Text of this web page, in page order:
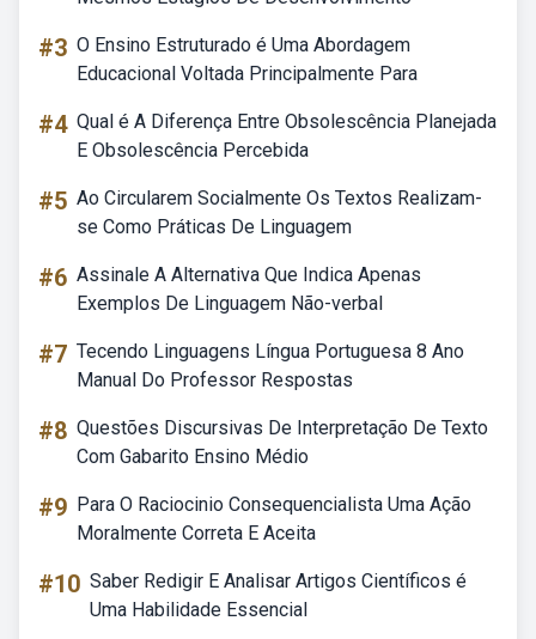
#3 O Ensino Estruturado é Uma Abordagem
Educacional Voltada Principalmente Para
#4 Qual é A Diferença Entre Obsolescência Planejada
E Obsolescência Percebida
#5 Ao Circularem Socialmente Os Textos Realizam-
se Como Práticas De Linguagem
#6 Assinale A Alternativa Que Indica Apenas
Exemplos De Linguagem Não-verbal
#7 Tecendo Linguagens Língua Portuguesa 8 Ano
Manual Do Professor Respostas
#8 Questões Discursivas De Interpretação De Texto
Com Gabarito Ensino Médio
#9 Para O Raciocinio Consequencialista Uma Ação
Moralmente Correta E Aceita
#10 Saber Redigir E Analisar Artigos Científicos é
Uma Habilidade Essencial